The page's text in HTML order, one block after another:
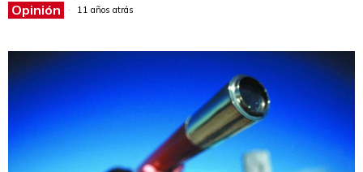
Opinión 11 años atrás